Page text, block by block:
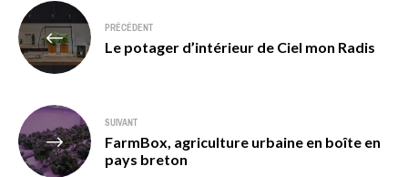
Navigation
de
l’article
PRÉCÉDENT
Le potager d’intérieur de Ciel mon Radis
SUIVANT
FarmBox, agriculture urbaine en boîte en
pays breton